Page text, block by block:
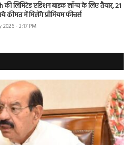
की लिमिटेड एडिशन बाइक लॉन्च के लिए तैयार, 21
कीमत में मिलेंगे प्रीमियम फीचर्स
2026 - 3:17 PM